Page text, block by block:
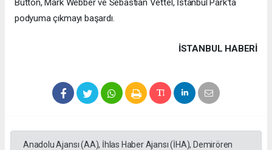
podyuma çıkmayı başardı.
İSTANBUL HABERİ
Anadolu Ajansı (AA), İhlas Haber Ajansı (İHA), Demirören